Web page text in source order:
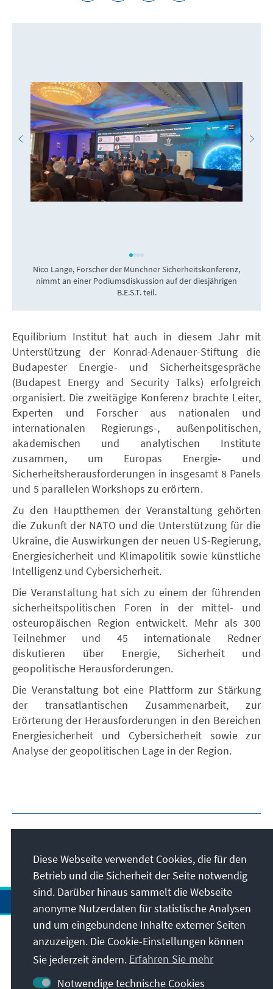
Nico Lange, Forscher der Münchner Sicherheitskonferenz,
nimmt an einer Podiumsdiskussion auf der diesjährigen
B.E.S.T. teil.
Equilibrium Institut hat auch in diesem Jahr mit
Unterstützung der Konrad-Adenauer-Stiftung die
Budapester Energie- und Sicherheitsgespräche
(Budapest Energy and Security Talks) erfolgreich
organisiert. Die zweitägige Konferenz brachte Leiter,
Experten und Forscher aus nationalen und
internationalen Regierungs-, außenpolitischen,
akademischen und analytischen Institute
zusammen, um Europas Energie- und
Sicherheitsherausforderungen in insgesamt 8 Panels
und 5 parallelen Workshops zu erörtern.
Zu den Hauptthemen der Veranstaltung gehörten
die Zukunft der NATO und die Unterstützung für die
Ukraine, die Auswirkungen der neuen US-Regierung,
Energiesicherheit und Klimapolitik sowie künstliche
Intelligenz und Cybersicherheit.
Die Veranstaltung hat sich zu einem der führenden
sicherheitspolitischen Foren in der mittel- und
osteuropäischen Region entwickelt. Mehr als 300
Teilnehmer und 45 internationale Redner
diskutieren über Energie, Sicherheit und
geopolitische Herausforderungen.
Die Veranstaltung bot eine Plattform zur Stärkung
der transatlantischen Zusammenarbeit, zur
Erörterung der Herausforderungen in den Bereichen
Energiesicherheit und Cybersicherheit sowie zur
Analyse der geopolitischen Lage in der Region.
Anschrift
Kontakt
Diese Webseite verwendet Cookies, die für den
Betrieb und die Sicherheit der Seite notwendig
sind. Darüber hinaus sammelt die Webseite
anonyme Nutzerdaten für statistische Analysen
und um eingebundene Inhalte externer Seiten
anzuzeigen. Die Cookie-Einstellungen können
Sie jederzeit ändern. Erfahren Sie mehr
Notwendige technische Cookies